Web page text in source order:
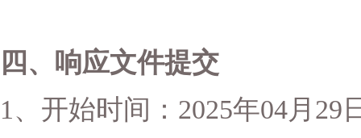
四、响应文件提交
1、开始时间：2025年04月29